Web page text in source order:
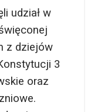
udział w
z dziejów
3
oraz